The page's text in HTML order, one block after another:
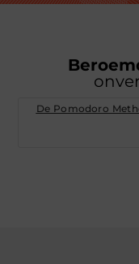
De Pomodoro